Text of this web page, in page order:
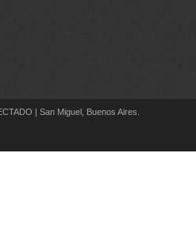
| San Miguel, Buenos Aires.